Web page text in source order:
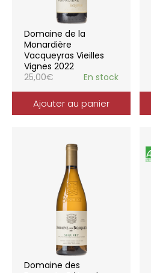
Domaine de la
Monardière
Vacqueyras Vieilles
Vignes 2022
25,00€ En stock
Ajouter au panier
Domaine des